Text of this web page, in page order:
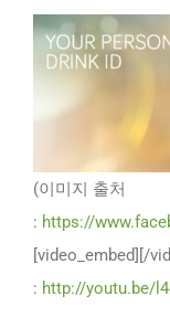
(이미지 출처
: https://
[video_embed][/
: http://youtu.be/